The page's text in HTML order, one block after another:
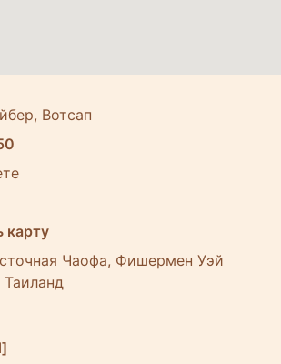
Вотсап
карту
Чаофа, Фишермен Уэй
Таиланд